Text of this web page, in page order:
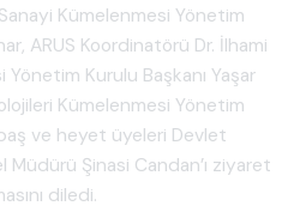
Kümelenmesi Yönetim
ARUS Koordinatörü Dr. İlhami
Kurulu Başkanı Yaşar
Kümelenmesi Yönetim
ve heyet üyeleri Devlet
Şinasi Candan’ı ziyaret
diledi.